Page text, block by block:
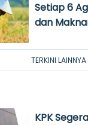
Setiap 6
dan
TERKINI LAINNYA
KPK